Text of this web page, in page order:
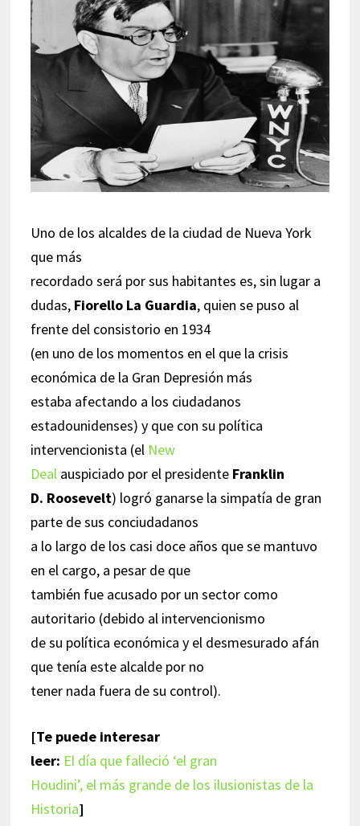
Uno de los alcaldes de la ciudad de Nueva York
que más
recordado será por sus habitantes es, sin lugar a
dudas, Fiorello La Guardia, quien se puso al
frente del consistorio en 1934
(en uno de los momentos en el que la crisis
económica de la Gran Depresión más
estaba afectando a los ciudadanos
estadounidenses) y que con su política
intervencionista (el New
Dealauspiciado por el presidente Franklin
D. Roosevelt) logró ganarse la simpatía de gran
parte de sus conciudadanos
a lo largo de los casi doce años que se mantuvo
en el cargo, a pesar de que
también fue acusado por un sector como
autoritario (debido al intervencionismo
de su política económica y el desmesurado afán
que tenía este alcalde por no
tener nada fuera de su control).
[Te puede interesar
leer: El día que falleció ‘el gran
Houdini’, el más grande de los ilusionistas de la
Historia]